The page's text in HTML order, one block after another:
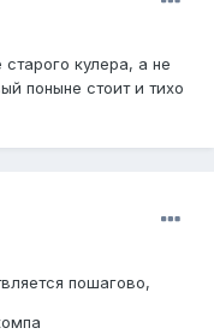
кулера, а не
поныне стоит и тихо
пошагово,